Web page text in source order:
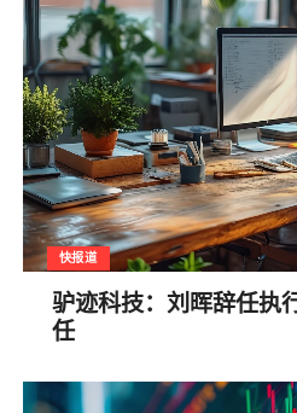
快报道
驴迹科技：刘晖辞任执
任